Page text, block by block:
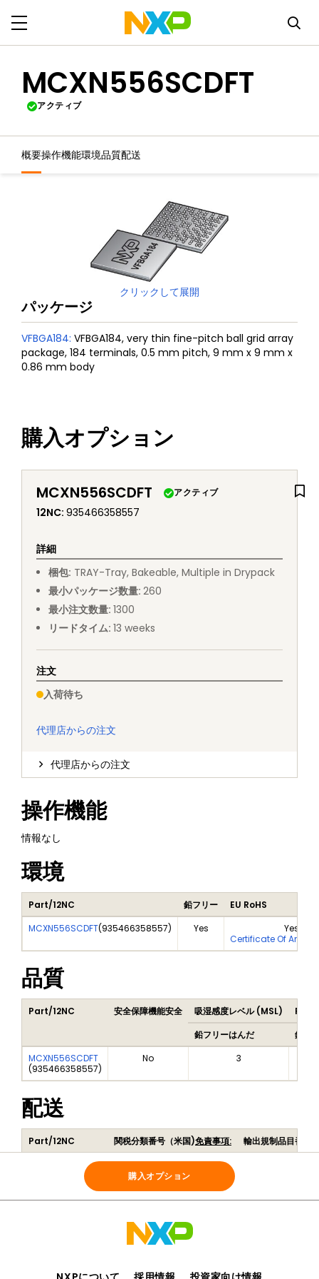
MCXN556SCDFT
アクティブ
概要操作機能環境品質配送
クリックして展開
パッケージ
VFBGA184: VFBGA184, very thin fine-pitch ball grid array
package, 184 terminals, 0.5 mm pitch, 9 mm x 9 mm x
0.86 mm body
購入オプション
MCXN556SCDFT アクティブ
12NC: 935466358557
詳細
梱包: TRAY-Tray, Bakeable, Multiple in Drypack
最小パッケージ数量: 260
最小注文数量: 1300
リードタイム: 13 weeks
注文
入荷待ち
代理店からの注文
代理店からの注文
操作機能
情報なし
環境
Part/12NC 鉛フリー
EU RoHS
MCXN556SCDFT(935466358557) Yes
Yes
Certificate Of
品質
Part/12NC 安全保障機能安全 吸湿感度レベル (MSL)
鉛フリーはんだ
鉛フ
MCXN556SCDFT
(935466358557)
No 3
配送
Part/12NC 関税分類番号（米国)免責事項:
輸出規制品目番号
MCXN556SCDFT
935466358557
854231
購入オプション